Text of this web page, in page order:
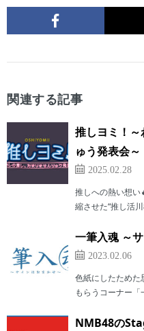
関連する記事
推しヨミ！～
ゅう発表会～
2025.02.28
推しへの熱い想い
縮させた“推し活
一筆入魂 ～
2023.02.06
色紙にしたためた
もらうコーナー
NMB48の